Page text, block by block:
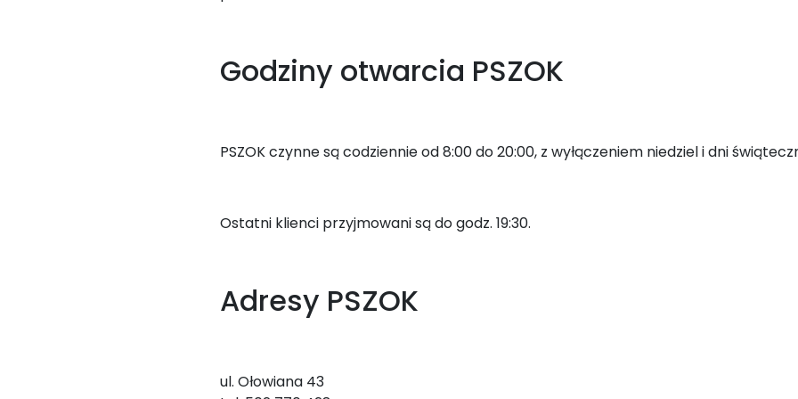
Godziny otwarcia PSZOK
PSZOK czynne są codziennie od 8:00 do 20:00, z wyłączeniem niedziel i dni
Ostatni klienci przyjmowani są do godz. 19:30.
Adresy PSZOK
ul. Ołowiana 43